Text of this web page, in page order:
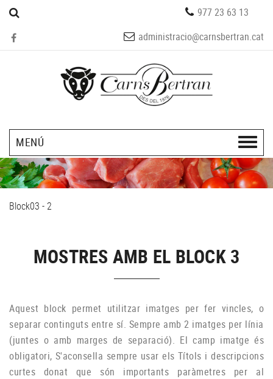
977 23 63 13
administracio@carnsbertran.cat
MENÚ
Block03 - 2
MOSTRES AMB EL BLOCK 3
Aquest block permet utilitzar imatges per fer vincles, o
separar continguts entre sí. Sempre amb 2 imatges per línia
(juntes o amb marges de separació). El camp imatge és
obligatori, S'aconsella sempre usar els Títols i descripcions
curtes donat que són importants paràmetres per al